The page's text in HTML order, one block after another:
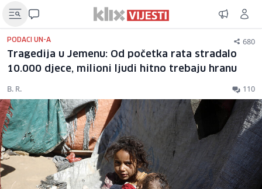
PODACI UN-A 680
Tragedija u Jemenu: Od početka rata stradalo
10.000 djece, milioni ljudi hitno trebaju hranu
B. R. 110